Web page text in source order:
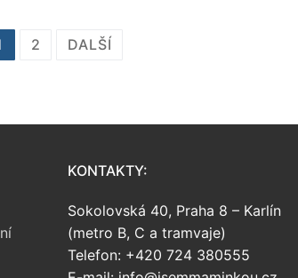
2 DALŠÍ
KONTAKTY:
Sokolovská 40, Praha 8 – Karlín
(metro B, C a tramvaje)
Telefon: +420 724 380555